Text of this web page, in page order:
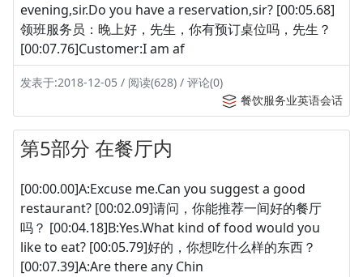
evening,sir.Do you have a reservation,sir? [00:05.68]
领班服务员：晚上好，先生，你有预订桌位吗，先生？
[00:07.76]Customer:I am af
发表于:2018-12-05 / 阅读(628) / 评论(0)
餐饮服务业英语会话
第5部分 在餐厅内
[00:00.00]A:Excuse me.Can you suggest a good
restaurant? [00:02.09]请问，你能推荐一间好的餐厅
吗？ [00:04.18]B:Yes.What kind of food would you
like to eat? [00:05.79]好的，你想吃什么样的东西？
[00:07.39]A:Are there any Chin